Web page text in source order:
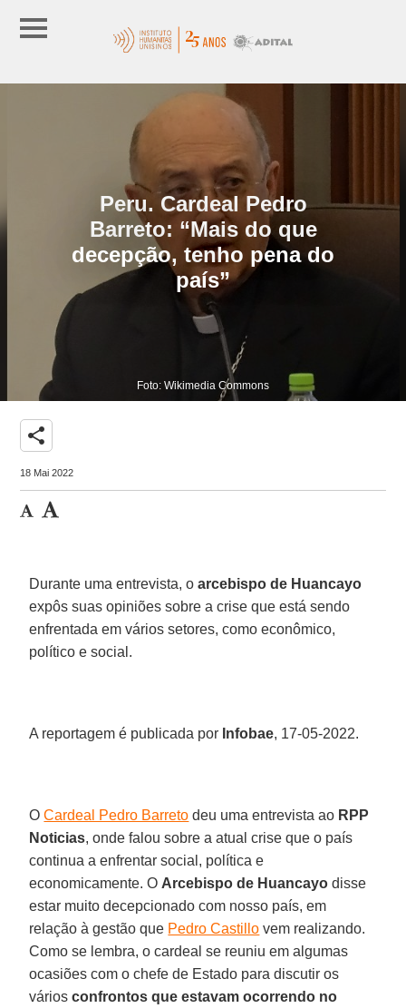
Peru. Cardeal Pedro
Barreto: “Mais do que
decepção, tenho pena do
país”
Foto: Wikimedia Commons
share
18 Mai 2022
Durante uma entrevista, oarcebispo de Huancayo
expôs suas opiniões sobre a crise que está sendo
enfrentada em vários setores, como econômico,
político e social.
A reportagem é publicada por Infobae, 17-05-2022.
OCardeal Pedro Barreto deu uma entrevista ao RPP
Noticias, onde falou sobre a atual crise que o país
continua a enfrentar social, política e
economicamente. O Arcebispo de Huancayo disse
estar muito decepcionado com nosso país, em
relação à gestão que Pedro Castillo vem realizando.
Como se lembra, o cardeal se reuniu em algumas
ocasiões com o chefe de Estado para discutir os
váriosconfrontos que estavam ocorrendo no